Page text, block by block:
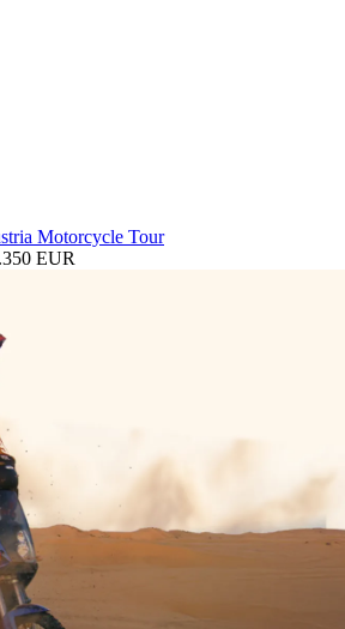
Motorcycle Tour
EUR